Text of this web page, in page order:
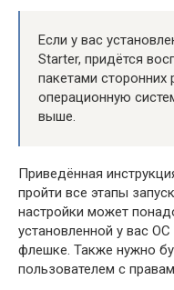
Если у вас
Starter, придётся
пакетами сторонних
операционную
выше.
Приведённая
пройти все этапы
настройки может
установленной у вас
флешке. Также нужно
пользователем с